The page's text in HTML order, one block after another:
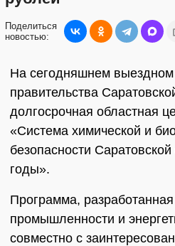
Поделиться
новостью:
На сегодняшнем выездном
правительства
долгосрочная областная
«Система химической и
безопасности
годы».
Программа,
промышленности и
совместно с